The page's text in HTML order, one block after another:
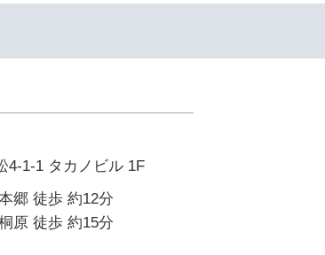
4-1-1 タカノビル 1F
郷 徒歩 約12分
原 徒歩 約15分